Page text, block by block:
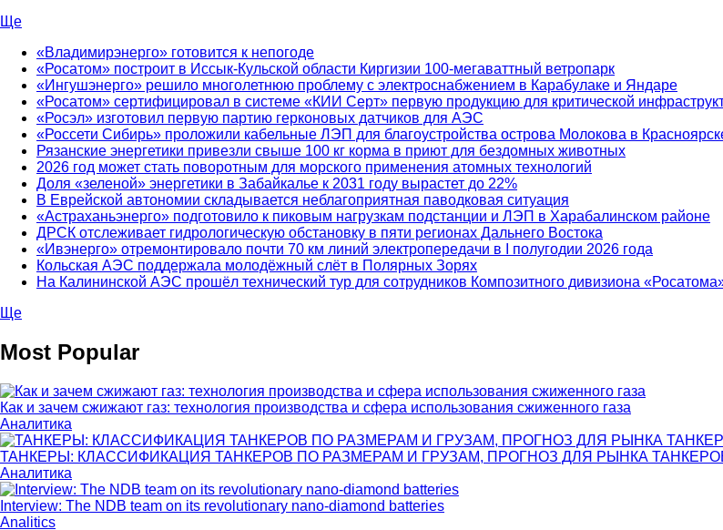
Ще
«Владимирэнерго» готовится к непогоде
«Росатом» построит в Иссык-Кульской области Киргизии 100-мегаваттный ветропарк
«Ингушэнерго» решило многолетнюю проблему с электроснабжением в Карабулаке и Яндаре
«Росатом» сертифицировал в системе «КИИ Серт» первую продукцию для критической
«Росэл» изготовил первую партию герконовых датчиков для АЭС
«Россети Сибирь» проложили кабельные ЛЭП для благоустройства острова Молокова в
Рязанские энергетики привезли свыше 100 кг корма в приют для бездомных животных
2026 год может стать поворотным для морского применения атомных технологий
Доля «зеленой» энергетики в Забайкалье к 2031 году вырастет до 22%
В Еврейской автономии складывается неблагоприятная паводковая ситуация
«Астраханьэнерго» подготовило к пиковым нагрузкам подстанции и ЛЭП в Харабалинском районе
ДРСК отслеживает гидрологическую обстановку в пяти регионах Дальнего Востока
«Ивэнерго» отремонтировало почти 70 км линий электропередачи в I полугодии 2026 года
Кольская АЭС поддержала молодёжный слёт в Полярных Зорях
На Калининской АЭС прошёл технический тур для сотрудников Композитного дивизиона
Ще
Most Popular
Как и зачем сжижают газ: технология производства и сфера использования сжиженного газа
Аналитика
ТАНКЕРЫ: КЛАССИФИКАЦИЯ ТАНКЕРОВ ПО РАЗМЕРАМ И ГРУЗАМ, ПРОГНОЗ ДЛЯ РЫНКА
Аналитика
Interview: The NDB team on its revolutionary nano-diamond batteries
Analitics